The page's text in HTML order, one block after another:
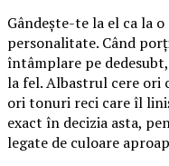
Gândește-te la el ca la
personalitate. Când
întâmplare pe
la fel. Albastrul cere ori
ori tonuri reci care îl
exact în decizia asta,
legate de culoare